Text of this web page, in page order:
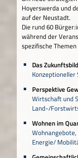
Hoyerswerda und
auf der Neustadt.
Die rund 60
während der
spezifische
Das
Perspektive
Wirtschaft und
Land-/
Wohnen im
Energie/